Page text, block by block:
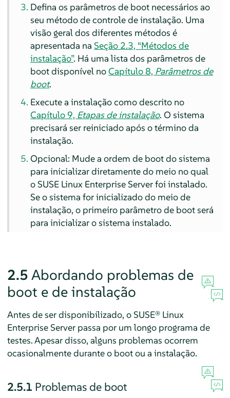
Defina os parâmetros de boot necessários ao
seu método de controle de instalação. Uma
visão geral dos diferentes métodos é
apresentada naSeção 2.3, “Métodos de
instalação”. Há uma lista dos parâmetros de
boot disponível noCapítulo 8, Parâmetros de
boot.
Execute a instalação como descrito no
Capítulo 9, Etapas de instalação. O sistema
precisará ser reiniciado após o término da
instalação.
Opcional: Mude a ordem de boot do sistema
para inicializar diretamente do meio no qual
o SUSE Linux Enterprise Serverfoi instalado.
Se o sistema for inicializado do meio de
instalação, o primeiro parâmetro de boot será
para inicializar o sistema instalado.
2.5 Abordando problemas de
boot e de instalação
Antes de ser disponibilizado, o SUSE® Linux
Enterprise Serverpassa por um longo programa de
testes. Apesar disso, alguns problemas ocorrem
ocasionalmente durante o boot ou a instalação.
2.5.1 Problemas de boot